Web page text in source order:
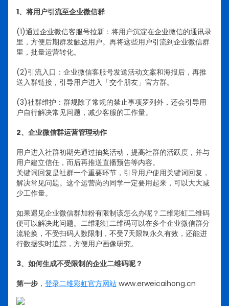
1、将用户引流至企业微信群
(1)通过企业微信客服号拉新：将用户沉淀在企业微信的通讯录
里，方便后期群发触达用户。再将这些用户引流到企业微信群
里，批量运营转化。
(2)引流入口：企业微信客服号发送活动文案和海报后，再推
送入群链接，引导用户进入「交个朋友」官方群。
(3)社群维护：群规除了常规的禁止事项罗列外，还会引导用
户自行解决常见问题，减少客服的工作量。
2、企业微信群运营管理动作
用户进入社群初期先通过抽奖活动，提高社群的活跃度，并与
用户建立信任，而后再推送直播预告等内容。
关键词回复是社群一个重要环节，引导用户使用关键词回复，
解决常见问题。这个运营岗的同学一定要用起来，可以大大减
少工作量。
如果遇见企业微信群加粉有限制该怎么办呢？二维彩虹二维码
便可以解决此问题。二维彩虹二维码可以在多个企业微信群分
流轮换，不受扫码人数限制，不受7天限制永久有效，还能进
行数据实时追踪，方便用户画像研究。
3、如何生成不受限制的企业二维码呢？
第一步 ， 登录二维彩虹官方网站 www.erweicaihong.cn